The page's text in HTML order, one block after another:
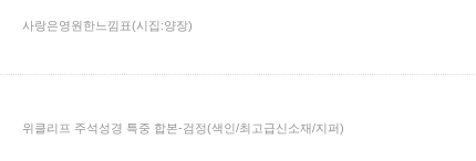
사랑은영원한느낌표(시집:양장)
위클리프 주석성경 특중 합본-검정(색인/최고급신소재/지퍼)